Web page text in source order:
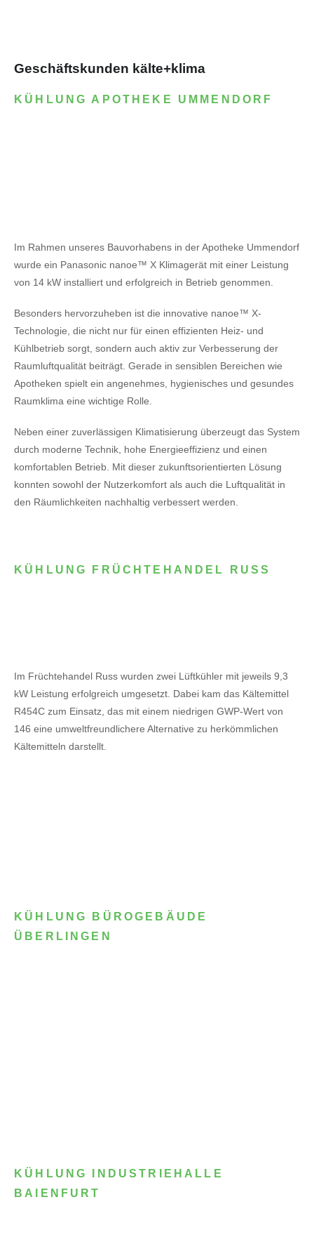
Geschäftskunden kälte+klima
KÜHLUNG APOTHEKE UMMENDORF
Im Rahmen unseres Bauvorhabens in der Apotheke Ummendorf
wurde ein Panasonic nanoe™ X Klimagerät mit einer Leistung
von 14 kW installiert und erfolgreich in Betrieb genommen.
Besonders hervorzuheben ist die innovative nanoe™ X-
Technologie, die nicht nur für einen effizienten Heiz- und
Kühlbetrieb sorgt, sondern auch aktiv zur Verbesserung der
Raumluftqualität beiträgt. Gerade in sensiblen Bereichen wie
Apotheken spielt ein angenehmes, hygienisches und gesundes
Raumklima eine wichtige Rolle.
Neben einer zuverlässigen Klimatisierung überzeugt das System
durch moderne Technik, hohe Energieeffizienz und einen
komfortablen Betrieb. Mit dieser zukunftsorientierten Lösung
konnten sowohl der Nutzerkomfort als auch die Luftqualität in
den Räumlichkeiten nachhaltig verbessert werden.
KÜHLUNG FRÜCHTEHANDEL RUSS
Im Früchtehandel Russ wurden zwei Lüftkühler mit jeweils 9,3
kW Leistung erfolgreich umgesetzt. Dabei kam das Kältemittel
R454C zum Einsatz, das mit einem niedrigen GWP-Wert von
146 eine umweltfreundlichere Alternative zu herkömmlichen
Kältemitteln darstellt.
KÜHLUNG BÜROGEBÄUDE
ÜBERLINGEN
KÜHLUNG INDUSTRIEHALLE
BAIENFURT